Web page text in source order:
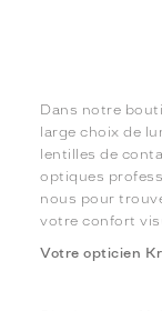
Dans notre
large choix de
lentilles de
optiques
nous pour
votre confort
Votre opticien